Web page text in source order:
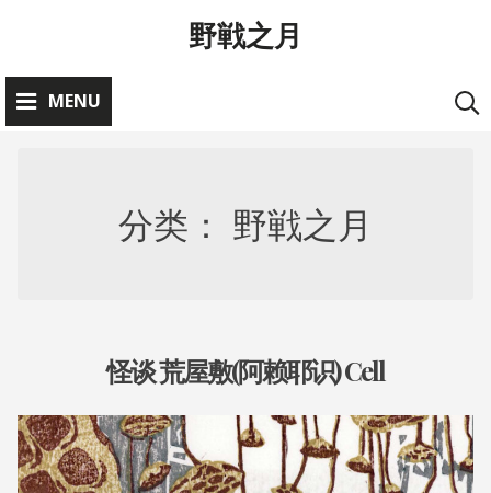
野戦之月
MENU
分类： 野戦之月
ら
せ
怪谈 荒屋敷(阿赖耶识) Cell
2
A